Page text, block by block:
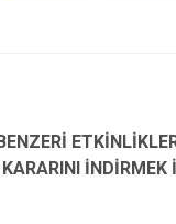
İNDİRMEK